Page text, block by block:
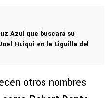
Azul que buscará su
Huiqui en la Liguilla del
otros nombres